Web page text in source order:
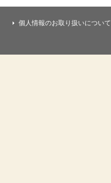
個人情報のお取り扱いについて